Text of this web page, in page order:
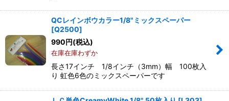
QCレインボウカラー1/8"ミックスペーパー
[Q2500]
990円(税込)
在庫在庫わずか
長さ17インチ 1/8インチ（3mm）幅 100枚入
り 虹色6色のミックスペーパーです